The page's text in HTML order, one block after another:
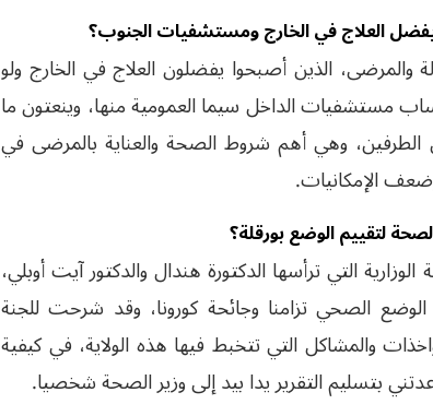
العلاج في الخارج ومستشفيات الجنوب؟
والمرضى، الذين أصبحوا يفضلون العلاج في الخارج ولو
مستشفيات الداخل سيما العمومية منها، وينعتون ما
الطرفين، وهي أهم شروط الصحة والعناية بالمرضى في
الإمكانيات.
لتقييم الوضع بورقلة؟
التي ترأسها الدكتورة هندال والدكتور آيت أوبلي،
الصحي تزامنا وجائحة كورونا، وقد شرحت للجنة
والمشاكل التي تتخبط فيها هذه الولاية، في كيفية
بتسليم التقرير يدا بيد إلى وزير الصحة شخصيا.